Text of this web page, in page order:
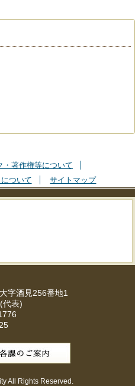
・著作権等について
ついて
サイトマップ
字酒見256番地1
代表)
All Rights Reserved.